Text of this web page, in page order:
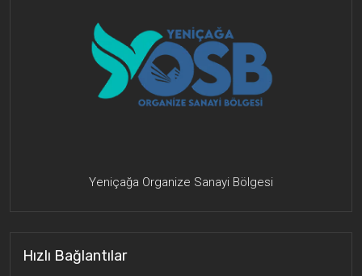
Yeniçağa Organize Sanayi Bölgesi
Hızlı Bağlantılar